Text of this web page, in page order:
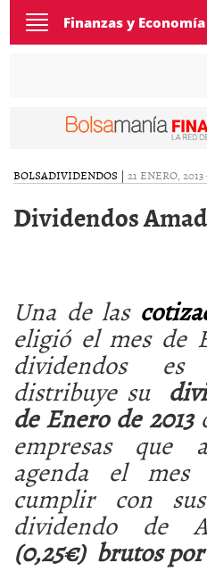
Toggle
navigation
Finanzas y Economía
BOLSADIVIDENDOS | 21 ENERO, 2013
Dividendos
Una de las
eligió el mes de
dividendos
distribuye su
de Enero de 2013
empresas que
agenda el
cumplir con
dividendo de
(0,25€) brutos